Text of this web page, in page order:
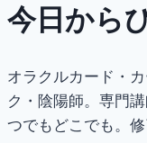
今日から
オラクルカード・
ク・陰陽師。専門
つでもどこでも。修